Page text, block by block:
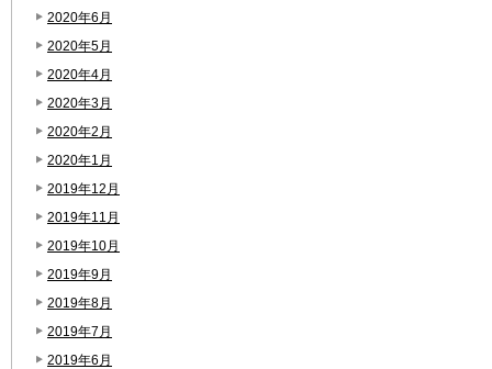
2020年6月
2020年5月
2020年4月
2020年3月
2020年2月
2020年1月
2019年12月
2019年11月
2019年10月
2019年9月
2019年8月
2019年7月
2019年6月